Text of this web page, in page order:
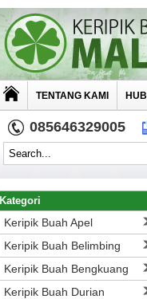
TENTANG KAMI
085646329005
Kategori
Keripik Buah Apel
Keripik Buah Belimbing
Keripik Buah Bengkuang
Keripik Buah Durian